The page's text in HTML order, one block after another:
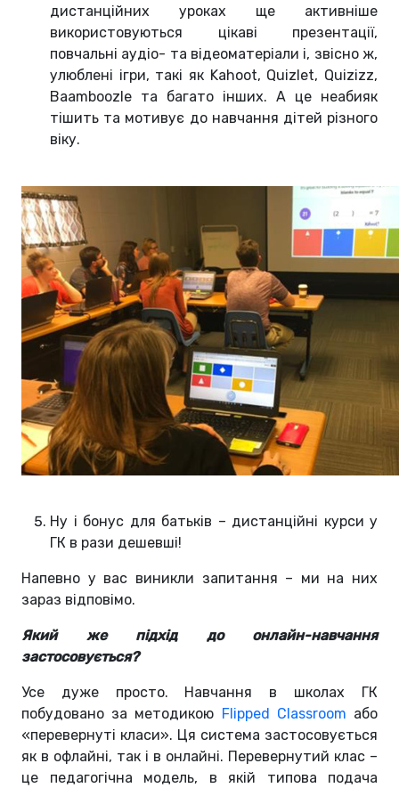
дистанційних уроках ще активніше
використовуються цікаві презентації,
повчальні аудіо- та відеоматеріали і, звісно ж,
улюблені ігри, такі як Kahoot, Quizlet, Quizizz,
Baamboozle та багато інших. А це неабияк
тішить та мотивує до навчання дітей різного
віку.
Ну і бонус для батьків – дистанційні курси у
ГК в рази дешевші!
Напевно у вас виникли запитання – ми на них
зараз відповімо.
Який же підхід до онлайн-навчання
застосовується?
Усе дуже просто. Навчання в школах ГК
побудовано за методикою Flipped Classroom або
«перевернуті класи». Ця система застосовується
як в офлайні, так і в онлайні. Перевернутий клас –
це педагогічна модель, в якій типова подача